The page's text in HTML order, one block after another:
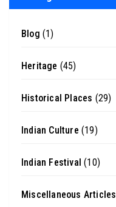
Blog (1)
Heritage (45)
Historical Places (29)
Indian Culture (19)
Indian Festival (10)
Miscellaneous Articles